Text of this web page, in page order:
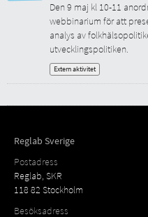
Den 9 maj kl 10-11
webbinarium för att
analys av
utvecklingspolitiken.
Extern aktivitet
Reglab Sverige
Postadress
Reglab, SKR
118 82 Stockholm
Besöksadress